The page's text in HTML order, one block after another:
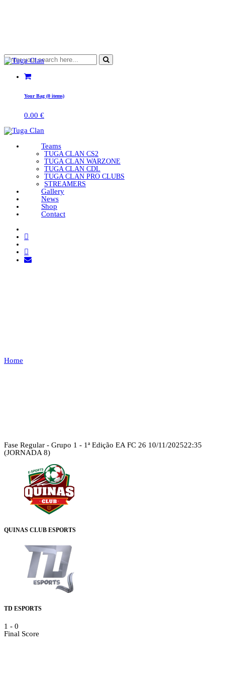
Your Bag (0 items)
0.00 €
Teams
TUGA CLAN CS2
TUGA CLAN WARZONE
TUGA CLAN CDL
TUGA CLAN PRO CLUBS
STREAMERS
Gallery
News
Shop
Contact
Home
Fase Regular - Grupo 1 - 1ª Edição EA FC 26 10/11/202522:35
(JORNADA 8)
QUINAS CLUB ESPORTS
TD ESPORTS
1 - 0
Final Score